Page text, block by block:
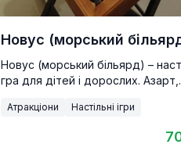
Новус (морський
Новус (морський більярд) –
гра для дітей і дорослих. Азарт,
будь-якому святі.
Атракціони Настільні ігри